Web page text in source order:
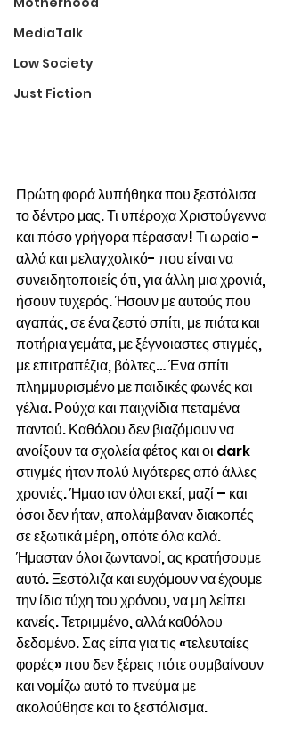
MediaTalk
Low Society
Just Fiction
Πρώτη φορά λυπήθηκα που ξεστόλισα
το δέντρο μας. Τι υπέροχα Χριστούγεννα
και πόσο γρήγορα πέρασαν! Τι ωραίο -
αλλά και μελαγχολικό- που είναι να
συνειδητοποιείς ότι, για άλλη μια χρονιά,
ήσουν τυχερός. Ήσουν με αυτούς που
αγαπάς, σε ένα ζεστό σπίτι, με πιάτα και
ποτήρια γεμάτα, με ξέγνοιαστες στιγμές,
με επιτραπέζια, βόλτες… Ένα σπίτι
πλημμυρισμένο με παιδικές φωνές και
γέλια. Ρούχα και παιχνίδια πεταμένα
παντού. Καθόλου δεν βιαζόμουν να
ανοίξουν τα σχολεία φέτος και οι dark
στιγμές ήταν πολύ λιγότερες από άλλες
χρονιές. Ήμασταν όλοι εκεί, μαζί – και
όσοι δεν ήταν, απολάμβαναν διακοπές
σε εξωτικά μέρη, οπότε όλα καλά.
Ήμασταν όλοι ζωντανοί, ας κρατήσουμε
αυτό. Ξεστόλιζα και ευχόμουν να έχουμε
την ίδια τύχη του χρόνου, να μη λείπει
κανείς. Τετριμμένο, αλλά καθόλου
δεδομένο. Σας είπα για τις «τελευταίες
φορές» που δεν ξέρεις πότε συμβαίνουν
και νομίζω αυτό το πνεύμα με
ακολούθησε και το ξεστόλισμα.